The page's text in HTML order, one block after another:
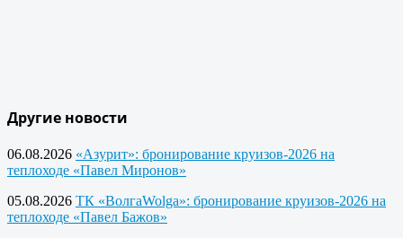
Другие новости
06.08.2026 «Азурит»: бронирование круизов-2026 на
теплоходе «Павел Миронов»
05.08.2026 ТК «ВолгаWolga»: бронирование круизов-2026 на
теплоходе «Павел Бажов»